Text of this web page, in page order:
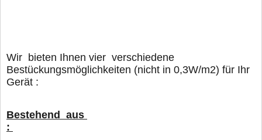
Wir bieten Ihnen vier verschiedene
Bestückungsmöglichkeiten (nicht in 0,3W/m2) für Ihr
Gerät :
Bestehend aus
: